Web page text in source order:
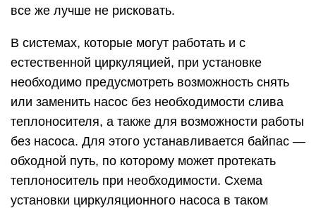
все же лучше не рисковать.
В системах, которые могут работать и с
естественной циркуляцией, при установке
необходимо предусмотреть возможность снять
или заменить насос без необходимости слива
теплоносителя, а также для возможности работы
без насоса. Для этого устанавливается байпас —
обходной путь, по которому может протекать
теплоноситель при необходимости. Схема
установки циркуляционного насоса в таком